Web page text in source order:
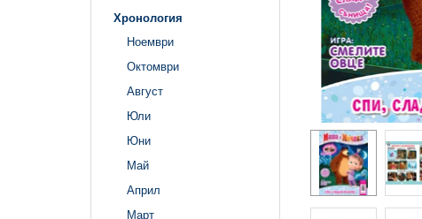
Хронология
Ноември
Октомври
Август
Юли
Юни
Май
Април
Март